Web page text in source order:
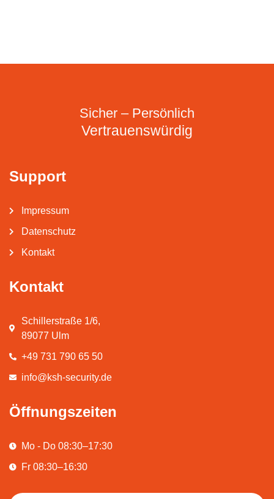
Sicher – Persönlich
Vertrauenswürdig
Support
Impressum
Datenschutz
Kontakt
Kontakt
Schillerstraße 1/6,
89077 Ulm
+49 731 790 65 50
info@ksh-security.de
Öffnungszeiten
Mo - Do 08:30–17:30
Fr 08:30–16:30